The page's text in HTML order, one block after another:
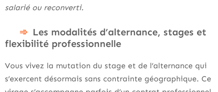
salarié ou reconverti.
Les modalités d’alternance, stages et
flexibilité professionnelle
Vous vivez la mutation du stage et de l’alternance qui
s’exercent désormais sans contrainte géographique. Ce